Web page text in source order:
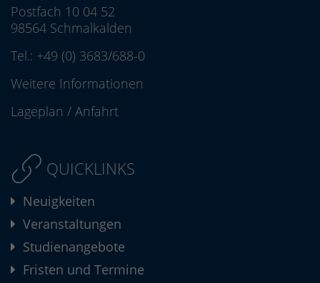
Postfach 10 04 52
98564 Schmalkalden
Tel.: +49 (0) 3683/688-0
Weitere Informationen
Lageplan / Anfahrt
QUICKLINKS
Neuigkeiten
Veranstaltungen
Studienangebote
Fristen und Termine